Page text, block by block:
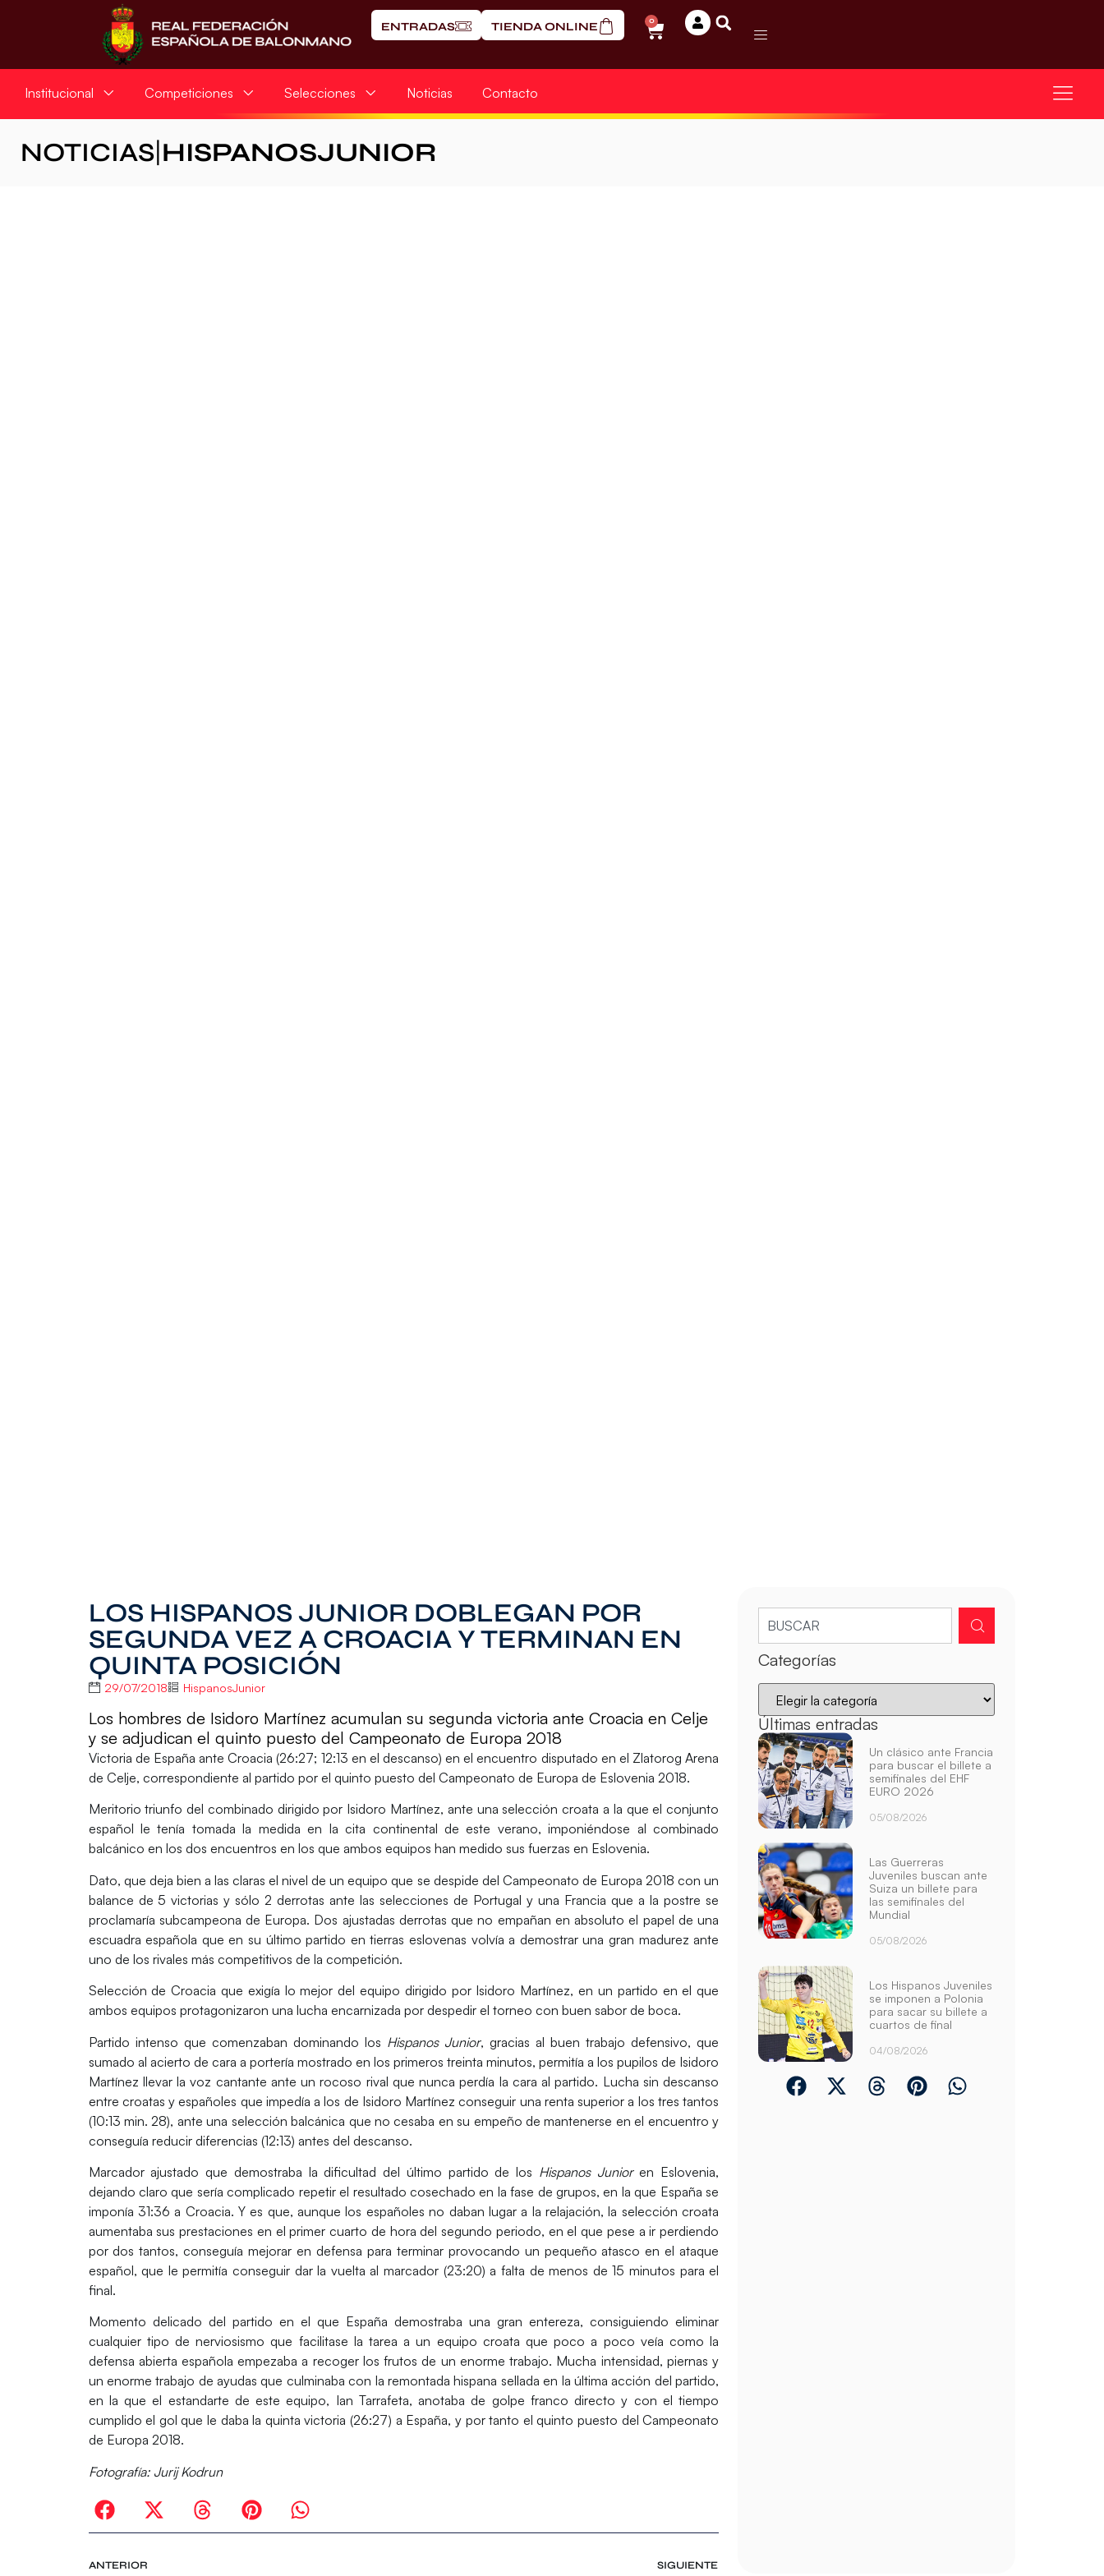
ENTRADAS TIENDA ONLINE 0
Institucional Competiciones Selecciones Noticias Contacto
NOTICIAS HISPANOSJUNIOR
LOS HISPANOS JUNIOR DOBLEGAN POR
SEGUNDA VEZ A CROACIA Y TERMINAN EN
QUINTA POSICIÓN
29/07/2018 HispanosJunior
Los hombres de Isidoro Martínez acumulan su segunda victoria ante Croacia en Celje
y se adjudican el quinto puesto del Campeonato de Europa 2018
Victoria de España anteCroacia(26:27; 12:13 en el descanso) en el encuentro disputado en el Zlatorog Arena
de Celje, correspondiente al partido por el quinto puesto del Campeonato de Europa de Eslovenia 2018.
Meritorio triunfodel combinado dirigido por Isidoro Martínez, ante una selección croata a la que el conjunto
español le tenía tomada la medida en la cita continental de este verano, imponiéndose al combinado
balcánico en los dos encuentros en los que ambos equipos han medido sus fuerzas en Eslovenia.
Dato, que deja bien a las claras el nivel de un equipo que se despide del Campeonato de Europa 2018 con un
balance de 5 victorias y sólo 2 derrotas ante las selecciones de Portugal y una Francia que a la postre se
proclamaría subcampeona de Europa. Dos ajustadas derrotas que no empañan en absoluto el papel de una
escuadra española que en su último partido en tierras eslovenas volvía a demostrar una gran madurez ante
uno de los rivales más competitivos de la competición.
Selección de Croacia que exigía lo mejor del equipo dirigido por Isidoro Martínez, en un partido en el que
ambos equipos protagonizaron una lucha encarnizada por despedir el torneo con buen sabor de boca.
Partido intenso que comenzaban dominando los Hispanos Junior, gracias albuen trabajo defensivo, que
sumado al acierto de cara a portería mostrado en los primeros treinta minutos, permitía a los pupilos de Isidoro
Martínez llevar la voz cantante ante un rocoso rival que nunca perdía la cara al partido. Lucha sin descanso
entre croatas y españoles que impedía a los de Isidoro Martínez conseguir una renta superior a los tres tantos
(10:13 min. 28), ante una selección balcánica que no cesaba en su empeño de mantenerse en el encuentro y
conseguía reducir diferencias (12:13) antes del descanso.
Marcador ajustado que demostraba la dificultad del último partido de los Hispanos Junioren Eslovenia,
dejando claro que sería complicado repetir el resultado cosechado en la fase de grupos, en la que España se
imponía 31:36 a Croacia. Y es que, aunque los españoles no daban lugar a la relajación, la selección croata
aumentaba sus prestaciones en el primer cuarto de hora del segundo periodo, en el que pese a ir perdiendo
por dos tantos, conseguía mejorar en defensa para terminar provocando un pequeño atasco en el ataque
español, que le permitía conseguir dar la vuelta al marcador (23:20) a falta de menos de 15 minutos para el
final.
Momento delicado del partido en el que España demostraba unagran entereza, consiguiendo eliminar
cualquier tipo de nerviosismo que facilitase la tarea a un equipo croata que poco a poco veía como la
defensa abierta española empezaba a recoger los frutos de un enorme trabajo. Mucha intensidad, piernas y
un enorme trabajo de ayudas que culminaba con la remontada hispana sellada en la última acción del partido,
en la que el estandarte de este equipo, Ian Tarrafeta, anotaba de golpe franco directo y con el tiempo
cumplido el gol que le daba la quinta victoria (26:27) a España, y por tanto el quinto puesto del Campeonato
de Europa 2018.
Fotografía: Jurij Kodrun
ANTERIOR SIGUIENTE
Categorías
Últimas entradas
Un clásico ante Francia
para buscar el billete a
semifinales del EHF
EURO 2026
05/08/2026
Las Guerreras
Juveniles buscan ante
Suiza un billete para
las semifinales del
Mundial
05/08/2026
Los Hispanos Juveniles
se imponen a Polonia
para sacar su billete a
cuartos de final
04/08/2026